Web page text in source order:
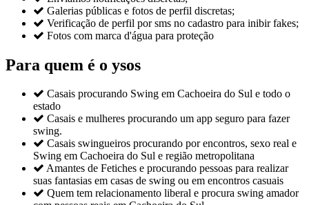
 Galerias públicas e fotos de perfil discretas;
 Verificação de perfil por sms no cadastro para inibir fakes;
 Fotos com marca d'água para proteção
Para quem é o ysos
 Casais procurando Swing em Cachoeira do Sul e todo o
estado
 Casais e mulheres procurando um app seguro para fazer
swing.
 Casais swingueiros procurando por encontros, sexo real e
Swing em Cachoeira do Sul e região metropolitana
 Amantes de Fetiches e procurando pessoas para realizar
suas fantasias em casas de swing ou em encontros casuais
 Quem tem relacionamento liberal e procura swing amador